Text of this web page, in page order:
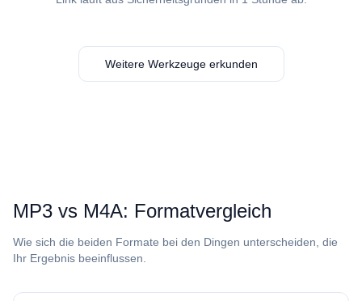
Weitere Werkzeuge erkunden
⁦MP3⁩ vs ⁦M4A⁩: Formatvergleich
Wie sich die beiden Formate bei den Dingen unterscheiden, die
Ihr Ergebnis beeinflussen.